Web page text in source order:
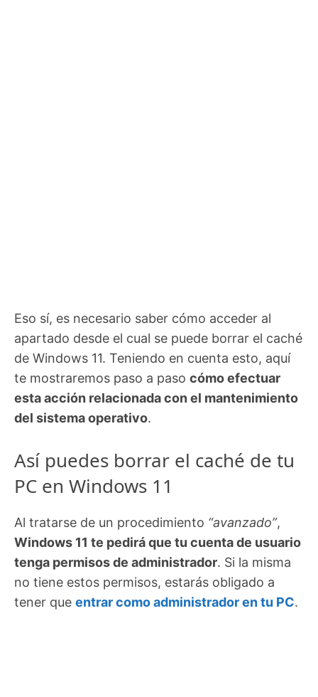
Eso sí, es necesario saber cómo acceder al
apartado desde el cual se puede borrar el caché
de Windows 11. Teniendo en cuenta esto, aquí
te mostraremos paso a paso cómo efectuar
esta acción relacionada con el mantenimiento
del sistema operativo.
Así puedes borrar el caché de tu
PC en Windows 11
Al tratarse de un procedimiento “avanzado”,
Windows 11 te pedirá que tu cuenta de usuario
tenga permisos de administrador. Si la misma
no tiene estos permisos, estarás obligado a
tener que entrar como administrador en tu PC.